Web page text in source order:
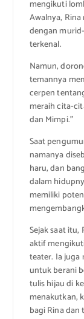
mengikuti
Awalnya,
dengan
terkenal.
Namun,
temannya
cerpen
meraih cita-
dan Mimpi.”
Saat
namanya
haru, dan
dalam
memiliki
Sejak saat
aktif
teater. Ia
untuk berani
tulis hijau di
menakutkan,
bagi Rina